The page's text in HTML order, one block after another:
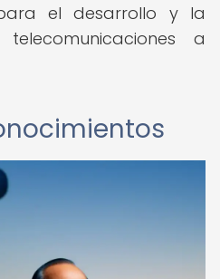
el desarrollo y la
a